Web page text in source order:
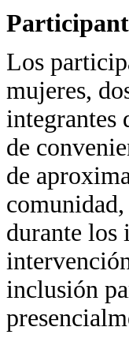
Los
mujeres,
integrantes
de
de
durante los
inclusión